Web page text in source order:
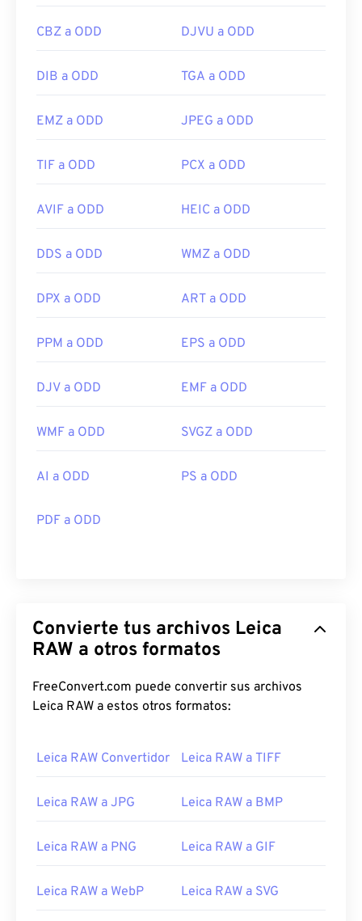
CBZ a ODD DJVU a ODD
DIB a ODD TGA a ODD
EMZ a ODD JPEG a ODD
TIF a ODD PCX a ODD
AVIF a ODD HEIC a ODD
DDS a ODD WMZ a ODD
DPX a ODD ART a ODD
PPM a ODD EPS a ODD
DJV a ODD EMF a ODD
WMF a ODD SVGZ a ODD
AI a ODD PS a ODD
PDF a ODD
Convierte tus archivos Leica
RAW a otros formatos
FreeConvert.com puede convertir sus archivos
Leica RAW a estos otros formatos:
Leica RAW Convertidor Leica RAW a TIFF
Leica RAW a JPG Leica RAW a BMP
Leica RAW a PNG Leica RAW a GIF
Leica RAW a WebP Leica RAW a SVG